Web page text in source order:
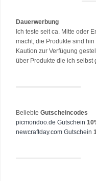
Dauerwerbung
Ich teste seit ca. Mitte oder
macht, die Produkte sind
Kaution zur Verfügung
über Produkte die ich selbst
Beliebte Gutscheincodes
picmondoo.de Gutschein
newcraftday.com Gutschein